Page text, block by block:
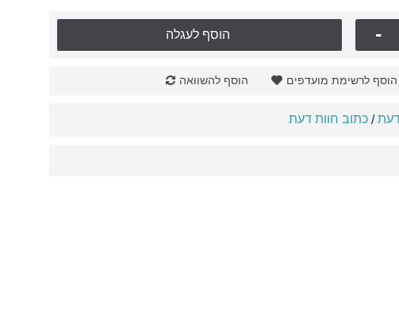
- הוסף לעגלה
הוסף לרשימת מועדפים הוסף להשוואה
/ כתוב חוות דעת